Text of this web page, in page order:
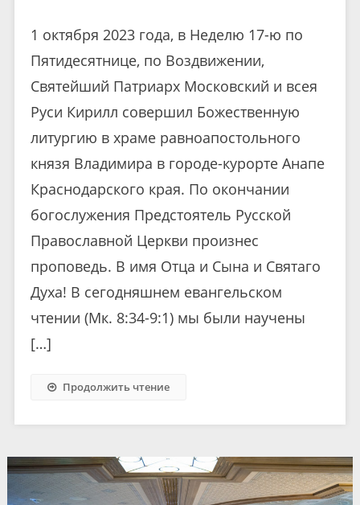
1 октября 2023 года, в Неделю 17-ю по
Пятидесятнице, по Воздвижении,
Святейший Патриарх Московский и всея
Руси Кирилл совершил Божественную
литургию в храме равноапостольного
князя Владимира в городе-курорте Анапе
Краснодарского края. По окончании
богослужения Предстоятель Русской
Православной Церкви произнес
проповедь. В имя Отца и Сына и Святаго
Духа! В сегодняшнем евангельском
чтении (Мк. 8:34-9:1) мы были научены
[…]
Продолжить чтение